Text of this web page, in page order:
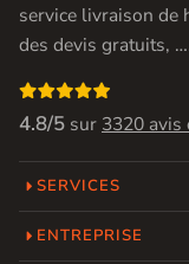
service livraison de
des devis gratuits,

4.8/5 sur 3320 avis
SERVICES
ENTREPRISE